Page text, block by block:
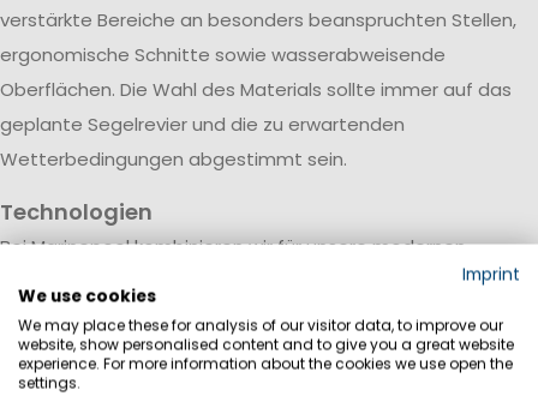
verstärkte Bereiche an besonders beanspruchten Stellen,
ergonomische Schnitte sowie wasserabweisende
Oberflächen. Die Wahl des Materials sollte immer auf das
geplante Segelrevier und die zu erwartenden
Wetterbedingungen abgestimmt sein.
Technologien
Bei Marinepool kombinieren wir für unsere modernen
Segeljacken und Spraytops innovative Materialtechnologien
mit durchdachten Funktionen für maximalen Schutz auf
Wasser. Wasserdichte und atmungsaktive Membranen
Regen und Gischt zuverlässig draußen, während
Imprint
We use cookies
We may place these for analysis of our visitor data, to improve our
website, show personalised content and to give you a great website
experience. For more information about the cookies we use open the
settings.